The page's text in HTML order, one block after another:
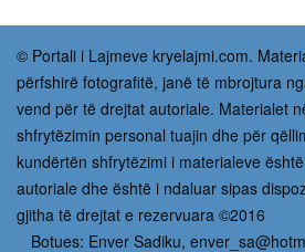
© Portali i Lajmeve kryelajmi.com.
përfshirë fotografitë, janë të mbrojtura
vend për të drejtat autoriale. Materialet
shfrytëzimin personal tuajin dhe për
kundërtën shfrytëzimi i materialeve
autoriale dhe është i ndaluar sipas
gjitha të drejtat e rezervuara ©2016
Botues: Enver Sadiku,